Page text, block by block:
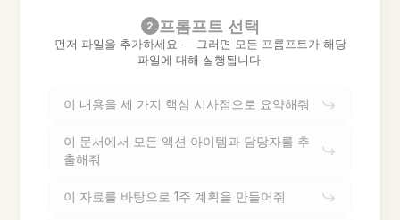
2 프롬프트 선택
먼저 파일을 추가하세요 — 그러면 모든 프롬프트가 해당
파일에 대해 실행됩니다.
이 내용을 세 가지 핵심 시사점으로 요약해줘
이 문서에서 모든 액션 아이템과 담당자를 추
출해줘
이 자료를 바탕으로 1주 계획을 만들어줘